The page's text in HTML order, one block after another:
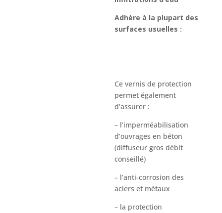
Adhère à la plupart des
surfaces usuelles :
Ce vernis de protection
permet également
d’assurer :
– l’imperméabilisation
d’ouvrages en béton
(diffuseur gros débit
conseillé)
– l’anti-corrosion des
aciers et métaux
– la protection